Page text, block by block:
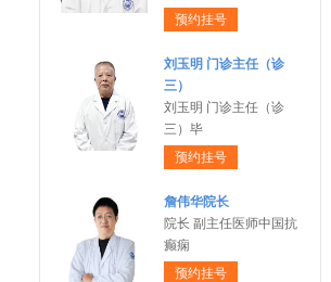
预约挂号
刘玉明 门诊主任（诊
三）
刘玉明 门诊主任（诊
三）毕
预约挂号
詹伟华院长
院长 副主任医师中国抗
癫痫
预约挂号